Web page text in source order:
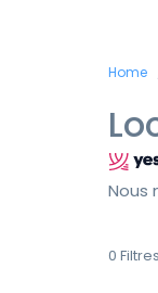
Home
Nous
0 Filtres